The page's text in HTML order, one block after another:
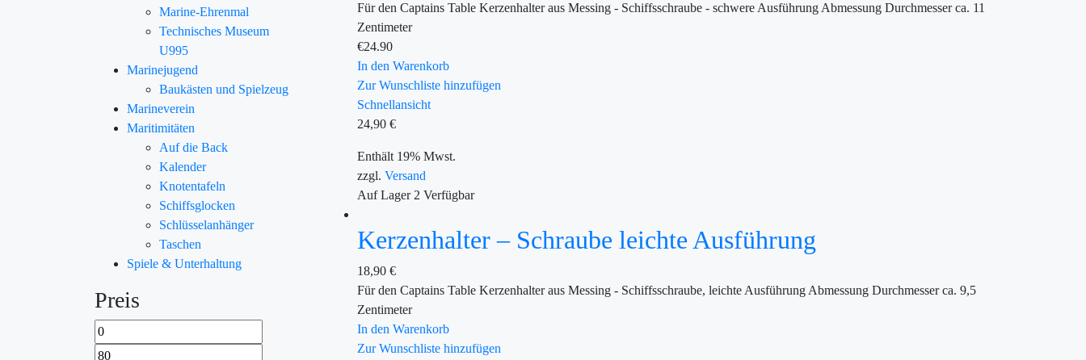
Marine-Ehrenmal
Technisches Museum
U995
Marinejugend
Baukästen und Spielzeug
Marineverein
Maritimitäten
Auf die Back
Kalender
Knotentafeln
Schiffsglocken
Schlüsselanhänger
Taschen
Spiele & Unterhaltung
Preis
Für den Captains Table Kerzenhalter aus Messing - Schiffsschraube - schwere Ausführung Abmessung Durchmesser ca. 11
Zentimeter
€24.90
In den Warenkorb
Zur Wunschliste hinzufügen
Schnellansicht
24,90 €
Enthält 19% Mwst.
zzgl. Versand
Auf Lager2 Verfügbar
Kerzenhalter – Schraube leichte Ausführung
18,90 €
Für den Captains Table Kerzenhalter aus Messing - Schiffsschraube, leichte Ausführung Abmessung Durchmesser ca. 9,5
Zentimeter
In den Warenkorb
Zur Wunschliste hinzufügen